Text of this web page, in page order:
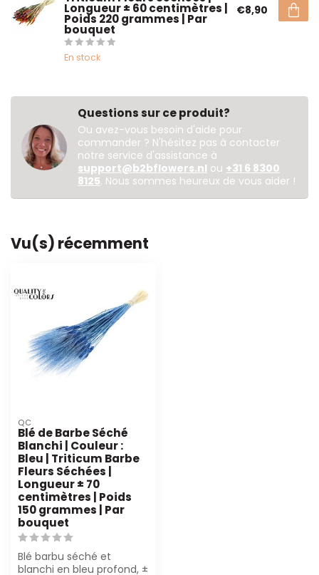
Longueur ± 60 centimètres |
Poids 220 grammes | Par
bouquet
En stock
€8,90
Questions sur ce produit?
Ou avez-vous besoin d'aide pour
commander ? N'hésitez pas à contacter
notre service d'assistance à
support@b2bflowers.nl ou +31 6 8300
8125. Nous sommes heureux de vous aider !
Vu(s) récemment
QC
Blé de Barbe Séché
Blanchi | Couleur :
Bleu | Triticum Barbe
Fleurs Séchées |
Longueur ± 70
centimètres | Poids
150 grammes | Par
bouquet
Blé barbu séché et
blanchi en bleu profond, ±